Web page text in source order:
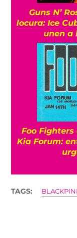
Guns N’
locura: Ice
unen a
Foo
Kia Forum:
TAGS: